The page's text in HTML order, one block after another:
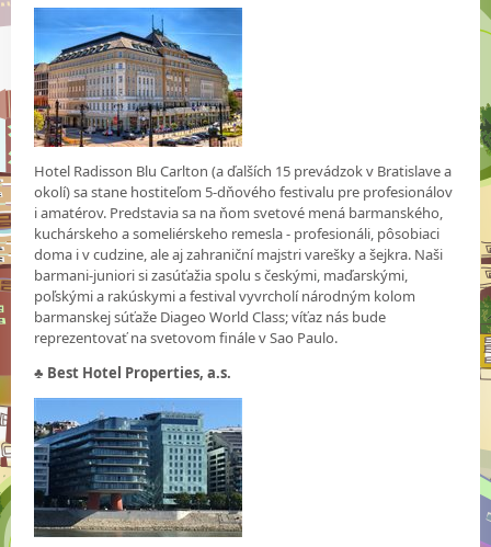
Hotel Radisson Blu Carlton (a ďalších 15 prevádzok v Bratislave a
okolí) sa stane hostiteľom 5-dňového festivalu pre profesionálov
i amatérov. Predstavia sa na ňom svetové mená barmanského,
kuchárskeho a someliérskeho remesla - profesionáli, pôsobiaci
doma i v cudzine, ale aj zahraniční majstri varešky a šejkra. Naši
barmani-juniori si zasúťažia spolu s českými, maďarskými,
poľskými a rakúskymi a festival vyvrcholí národným kolom
barmanskej súťaže Diageo World Class; víťaz nás bude
reprezentovať na svetovom finále v Sao Paulo.
♣ Best Hotel Properties, a.s.